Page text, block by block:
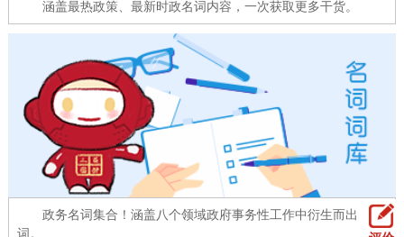
ENGLISH 한국어 日本語
DEUTSCH FRANÇAIS РУССКИЙ ЯЗЫК
ESPAÑOL PORTUGUÊS
ITALIANO
涵盖最热政策、最新时政名词内容，一次获取更多干货。
政务名词集合！涵盖八个领域政府事务性工作中衍生而出的名
词。